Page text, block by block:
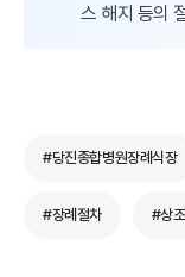
스 해지 등의
#당진종합병원장례식장
#장례절차 #상